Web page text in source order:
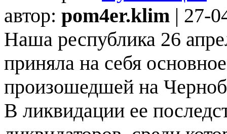
автор: pom4er.klim | 27-
Наша республика 26
приняла на себя
произошедшей на
В ликвидации ее